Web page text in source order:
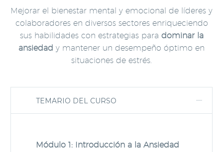
Mejorar el bienestar mental y emocional de líderes y
colaboradores en diversos sectores enriqueciendo
sus habilidades con estrategias para dominar la
ansiedad y mantener un desempeño óptimo en
situaciones de estrés.
TEMARIO DEL CURSO
Módulo 1: Introducción a la Ansiedad